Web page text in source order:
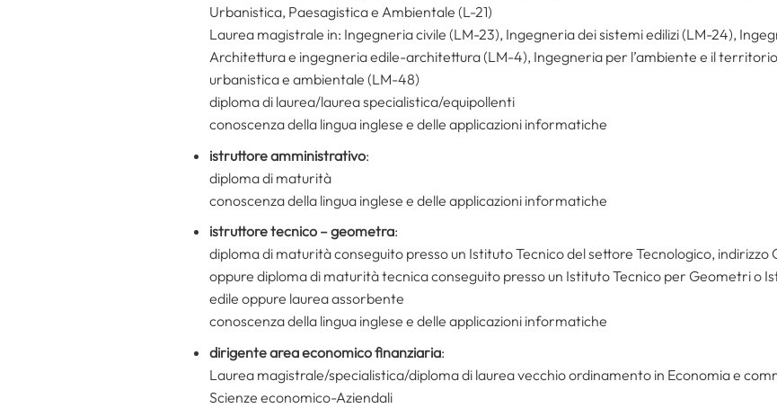
Urbanistica, Paesagistica e Ambientale (L-21)
Laurea magistrale in: Ingegneria civile (LM-23), Ingegneria dei sistemi edilizi (LM-24),
Architettura e ingegneria edile-architettura (LM-4), Ingegneria per l’ambiente e il
urbanistica e ambientale (LM-48)
diploma di laurea/laurea specialistica/equipollenti
conoscenza della lingua inglese e delle applicazioni informatiche
istruttore amministrativo:
diploma di maturità
conoscenza della lingua inglese e delle applicazioni informatiche
istruttore tecnico – geometra:
diploma di maturità conseguito presso un Istituto Tecnico del settore Tecnologico,
oppure diploma di maturità tecnica conseguito presso un Istituto Tecnico per Geometri o
edile oppure laurea assorbente
conoscenza della lingua inglese e delle applicazioni informatiche
dirigente area economico finanziaria:
Laurea magistrale/specialistica/diploma di laurea vecchio ordinamento in Economia e
Scienze economico-Aziendali